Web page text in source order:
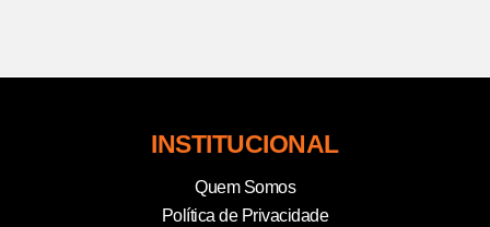
INSTITUCIONAL
Quem Somos
Política de Privacidade